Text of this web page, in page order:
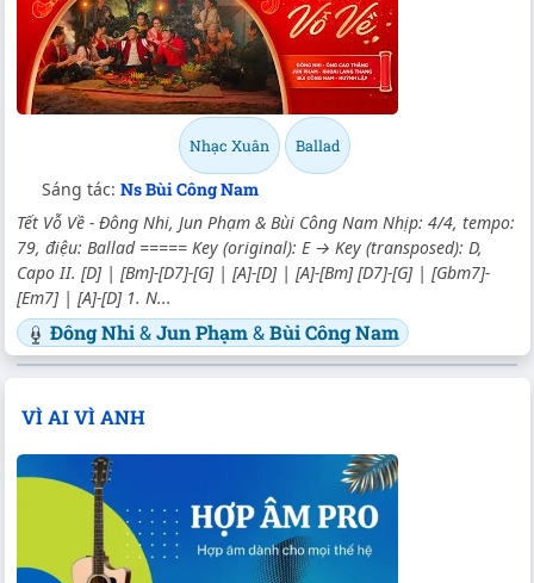
Nhạc Xuân Ballad
Sáng tác: Ns Bùi Công Nam
Tết Vỗ Về - Đông Nhi, Jun Phạm & Bùi Công Nam Nhịp: 4/4, tempo:
79, điệu: Ballad ===== Key (original): E → Key (transposed): D,
Capo II. [D] | [Bm]-[D7]-[G] | [A]-[D] | [A]-[Bm] [D7]-[G] | [Gbm7]-
[Em7] | [A]-[D] 1. N...
Đông Nhi&Jun Phạm&Bùi Công Nam
VÌ AI VÌ ANH